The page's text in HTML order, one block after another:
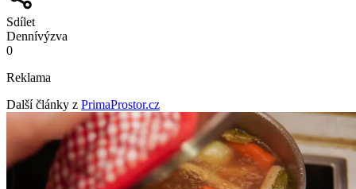
Sdílet
Dennívýzva
0
Reklama
Další články z PrimaProstor.cz